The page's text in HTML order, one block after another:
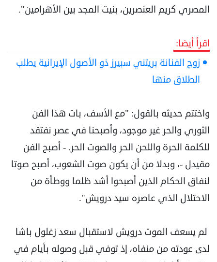
المصري كريم العنصرين، بنيت المجد بين الأهرامين".
اقرأ أيضا:
زوج الفنانة بريتني سبيرز ذو الأصول الإيرانية يطلب
الطلاق منها
واختتم حديثه بالقول: "مع الأسف، بات هذا الفن
الثوري والحر غير موجود، وأصبحنا في عصر نفتقد
للكلمة الحرة واللحن الحر والصوت الحر. - أصبح الفن
مقيدل -، وبدلا من أن يكون صوت الشعوب، أصبح صوتا
لنفاق الحكام الذين أصبحوا أشد ظلما ووطأة من
الاحتلال الذي عاصره سيد درويش".
لم يسعف الموت درويش لاستقبال سعد زغلول باشا
لدى عودته من منفاه، إذ توفي قبل وصوله بأيام في